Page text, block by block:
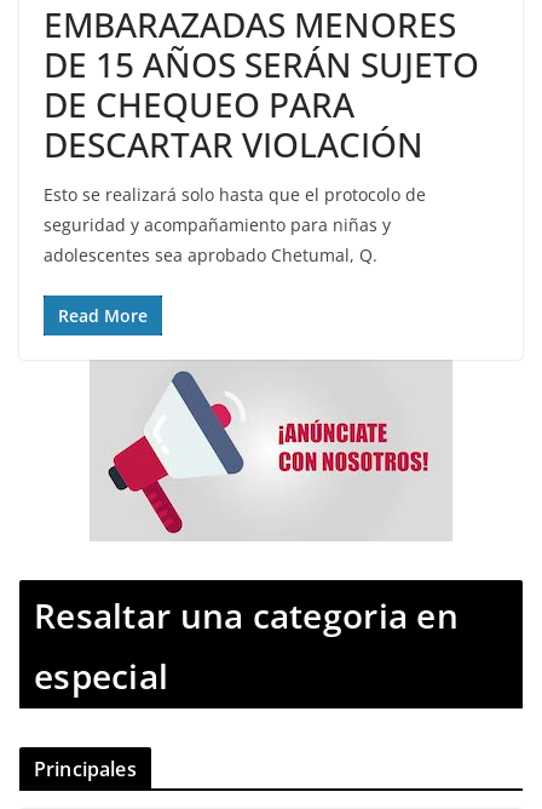
EMBARAZADAS MENORES
DE 15 AÑOS SERÁN SUJETO
DE CHEQUEO PARA
DESCARTAR VIOLACIÓN
Esto se realizará solo hasta que el protocolo de
seguridad y acompañamiento para niñas y
adolescentes sea aprobado Chetumal, Q.
Read More
Resaltar una categoria en
especial
Principales